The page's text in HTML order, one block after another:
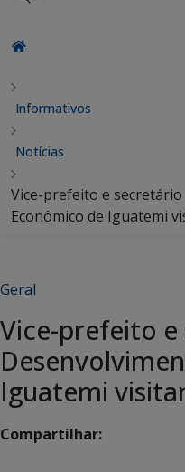
Informativos
Notícias
Vice-prefeito e
Econômico de Iguatemi
Geral
Vice-prefeito
Iguatemi
Compartilhar: